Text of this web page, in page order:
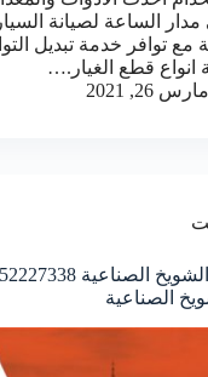
الساعة لصيانة
مع توافر خدمة تبديل
انواع قطع الغيار.…
مارس 26, 2021
الصناعية